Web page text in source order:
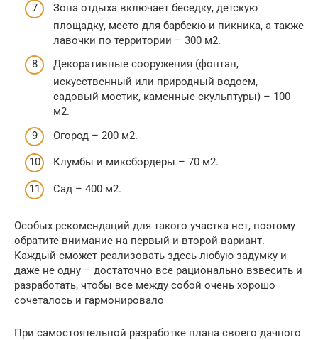
Зона отдыха включает беседку, детскую
площадку, место для барбекю и пикника, а также
лавочки по территории – 300 м2.
Декоративные сооружения (фонтан,
искусственный или природный водоем,
садовый мостик, каменные скульптуры) – 100
м2.
Огород – 200 м2.
Клумбы и миксбордеры – 70 м2.
Сад – 400 м2.
Особых рекомендаций для такого участка нет, поэтому
обратите внимание на первый и второй вариант.
Каждый сможет реализовать здесь любую задумку и
даже не одну – достаточно все рационально взвесить и
разработать, чтобы все между собой очень хорошо
сочеталось и гармонировало
При самостоятельной разработке плана своего дачного